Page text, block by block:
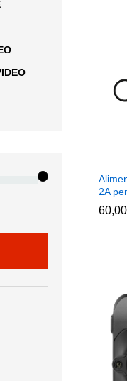
2A
60,00
60,00